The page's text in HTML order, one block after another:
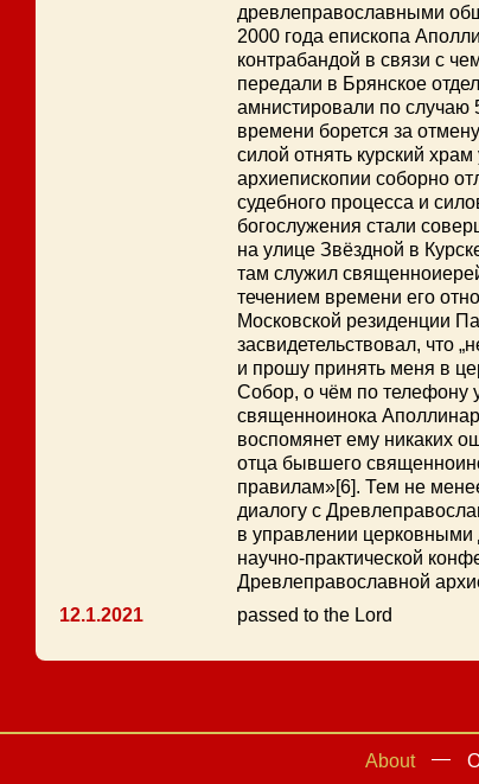
древлеправославными
2000 года епископа
контрабандой в связи с
передали в Брянское
амнистировали по случаю
времени борется за
силой отнять курский
архиепископии соборно
судебного процесса и
богослужения стали
на улице Звёздной в
там служил
течением времени его
Московской резиденции
засвидетельствовал, что
и прошу принять меня в
Собор, о чём по телефону
священноинока
воспомянет ему никаких
отца бывшего
правилам»[6]. Тем не
диалогу с
в управлении церковными
научно-практической
Древлеправославной
12.1.2021
passed to the Lord
About